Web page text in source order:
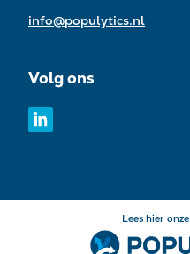
info@populytics.nl
Volg ons
Lees hier onze